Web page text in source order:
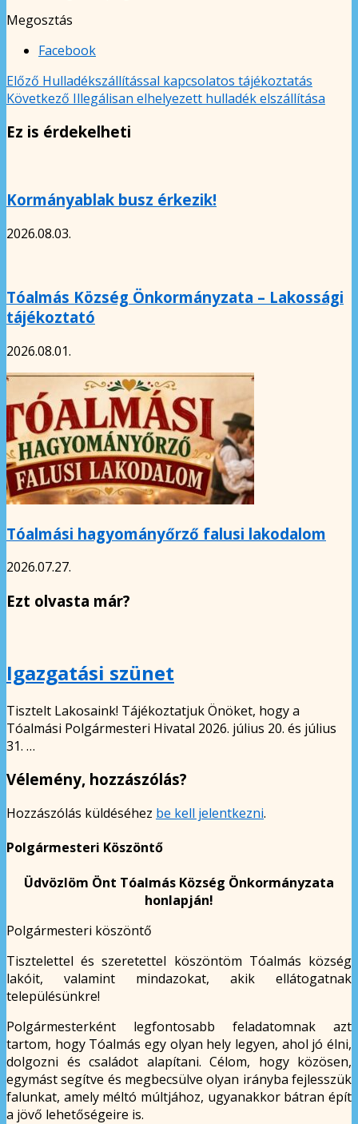
Megosztás
Facebook
Előző Hulladékszállítással kapcsolatos tájékoztatás
Következő Illegálisan elhelyezett hulladék elszállítása
Ez is érdekelheti
Kormányablak busz érkezik!
2026.08.03.
Tóalmás Község Önkormányzata – Lakossági
tájékoztató
2026.08.01.
Tóalmási hagyományőrző falusi lakodalom
2026.07.27.
Ezt olvasta már?
Igazgatási szünet
Tisztelt Lakosaink! Tájékoztatjuk Önöket, hogy a
Tóalmási Polgármesteri Hivatal 2026. július 20. és július
31. …
Vélemény, hozzászólás?
Hozzászólás küldéséhez be kell jelentkezni.
Polgármesteri Köszöntő
Üdvözlöm Önt Tóalmás Község Önkormányzata
honlapján!
Polgármesteri köszöntő
Tisztelettel és szeretettel köszöntöm Tóalmás község
lakóit, valamint mindazokat, akik ellátogatnak
településünkre!
Polgármesterként legfontosabb feladatomnak azt
tartom, hogy Tóalmás egy olyan hely legyen, ahol jó élni,
dolgozni és családot alapítani. Célom, hogy közösen,
egymást segítve és megbecsülve olyan irányba fejlesszük
falunkat, amely méltó múltjához, ugyanakkor bátran épít
a jövő lehetőségeire is.